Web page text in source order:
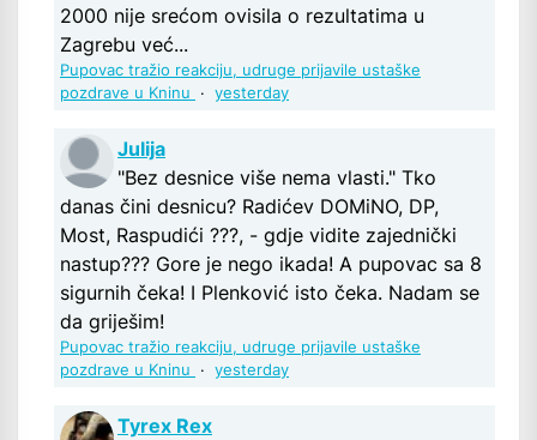
2000 nije srećom ovisila o rezultatima u
Zagrebu već...
Pupovac tražio reakciju, udruge prijavile ustaške
pozdrave u Kninu
· yesterday
Julija
"Bez desnice više nema vlasti." Tko
danas čini desnicu? Radićev DOMiNO, DP,
Most, Raspudići ???, - gdje vidite zajednički
nastup??? Gore je nego ikada! A pupovac sa 8
sigurnih čeka! I Plenković isto čeka. Nadam se
da griješim!
Pupovac tražio reakciju, udruge prijavile ustaške
pozdrave u Kninu
· yesterday
Tyrex Rex